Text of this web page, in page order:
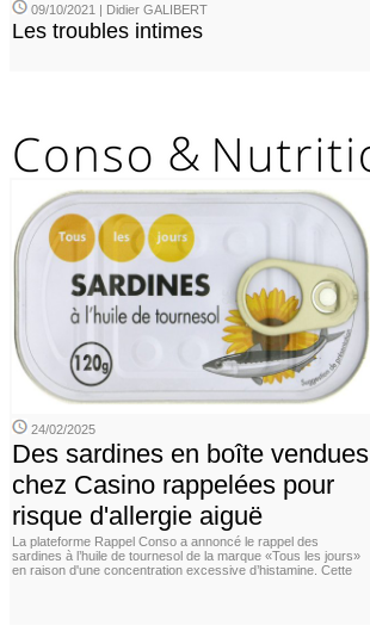
09/10/2021 | Didier GALIBERT
Les troubles intimes
24/02/2025
Des sardines en boîte vendues
chez Casino rappelées pour
risque d'allergie aiguë
La plateforme Rappel Conso a annoncé le rappel des
sardines à l’huile de tournesol de la marque «Tous les jours»
en raison d'une concentration excessive d’histamine. Cette